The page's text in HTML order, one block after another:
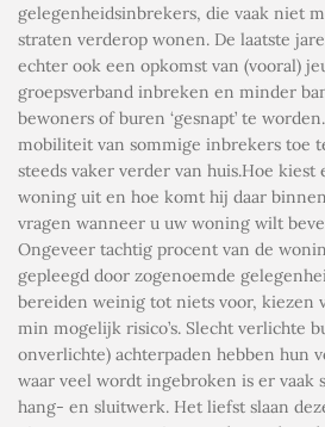
gelegenheidsinbrekers, die vaak niet
straten verderop wonen. De laatste
echter ook een opkomst van (vooral)
groepsverband inbreken en minder
bewoners of buren ‘gesnapt’ te
mobiliteit van sommige inbrekers toe
steeds vaker verder van huis.Hoe
woning uit en hoe komt hij daar
vragen wanneer u uw woning wilt
Ongeveer tachtig procent van de
gepleegd door zogenoemde
bereiden weinig tot niets voor, kiezen
min mogelijk risico’s. Slecht verlichte
onverlichte) achterpaden hebben hun
waar veel wordt ingebroken is er vaak
hang- en sluitwerk. Het liefst slaan